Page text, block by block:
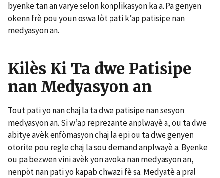
byenke tan an varye selon konplikasyon ka a. Pa genyen
okenn frè pou youn oswa lòt pati k’ap patisipe nan
medyasyon an.
Kilès Ki Ta dwe Patisipe
nan Medyasyon an
Tout pati yo nan chaj la ta dwe patisipe nan sesyon
medyasyon an. Si w’ap reprezante anplwayè a, ou ta dwe
abitye avèk enfòmasyon chaj la epi ou ta dwe genyen
otorite pou regle chaj la sou demand anplwayè a. Byenke
ou pa bezwen vini avèk yon avoka nan medyasyon an,
nenpòt nan pati yo kapab chwazi fè sa. Medyatè a pral